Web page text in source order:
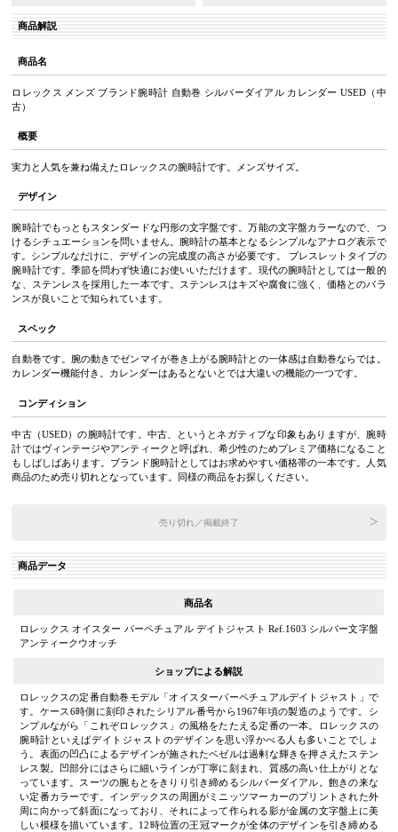
商品解説
商品名
ロレックス メンズ ブランド腕時計 自動巻 シルバーダイアル カレンダー USED（中
古）
概要
実力と人気を兼ね備えたロレックスの腕時計です。メンズサイズ。
デザイン
腕時計でもっともスタンダードな円形の文字盤です。万能の文字盤カラーなので、つ
けるシチュエーションを問いません。腕時計の基本となるシンプルなアナログ表示で
す。シンプルなだけに、デザインの完成度の高さが必要です。 ブレスレットタイプの
腕時計です。季節を問わず快適にお使いいただけます。現代の腕時計としては一般的
な、ステンレスを採用した一本です。ステンレスはキズや腐食に強く、価格とのバラ
ンスが良いことで知られています。
スペック
自動巻です。腕の動きでゼンマイが巻き上がる腕時計との一体感は自動巻ならでは。
カレンダー機能付き。カレンダーはあるとないとでは大違いの機能の一つです。
コンディション
中古（USED）の腕時計です。中古、というとネガティブな印象もありますが、腕時
計ではヴィンテージやアンティークと呼ばれ、希少性のためプレミア価格になること
もしばしばあります。ブランド腕時計としてはお求めやすい価格帯の一本です。人気
商品のため売り切れとなっています。同様の商品をお探しください。
売り切れ／掲載終了
商品データ
商品名
ロレックス オイスター パーペチュアル デイトジャスト Ref.1603 シルバー文字盤
アンティークウオッチ
ショップによる解説
ロレックスの定番自動巻モデル「オイスターパーペチュアルデイトジャスト」で
す。ケース6時側に刻印されたシリアル番号から1967年頃の製造のようです。シ
ンプルながら「これぞロレックス」の風格をたたえる定番の一本。ロレックスの
腕時計といえばデイトジャストのデザインを思い浮かべる人も多いことでしょ
う。表面の凹凸によるデザインが施されたベゼルは過剰な輝きを押さえたステン
レス製。凹部分にはさらに細いラインが丁寧に刻まれ、質感の高い仕上がりとな
っています。スーツの腕もとをきりり引き締めるシルバーダイアル。飽きの来な
い定番カラーです。インデックスの周囲がミニッツマーカーのプリントされた外
周に向かって斜面になっており、それによって作られる影が金属の文字盤上に美
しい模様を描いています。12時位置の王冠マークが全体のデザインを引き締める